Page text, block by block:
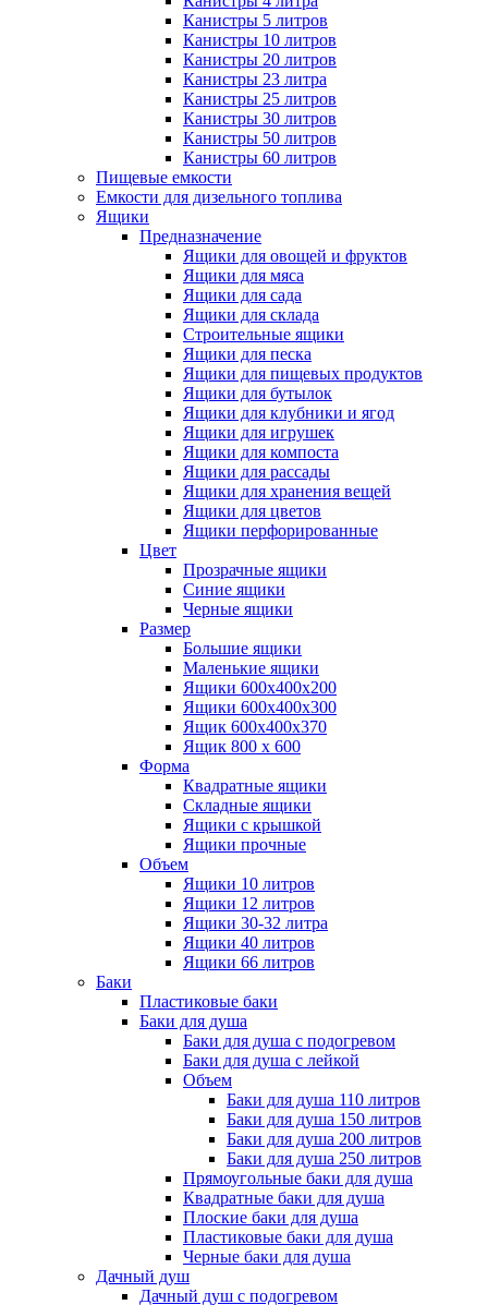
Канистры 5 литров
Канистры 10 литров
Канистры 20 литров
Канистры 23 литра
Канистры 25 литров
Канистры 30 литров
Канистры 50 литров
Канистры 60 литров
Пищевые емкости
Емкости для дизельного топлива
Ящики
Предназначение
Ящики для овощей и фруктов
Ящики для мяса
Ящики для сада
Ящики для склада
Строительные ящики
Ящики для песка
Ящики для пищевых продуктов
Ящики для бутылок
Ящики для клубники и ягод
Ящики для игрушек
Ящики для компоста
Ящики для рассады
Ящики для хранения вещей
Ящики для цветов
Ящики перфорированные
Цвет
Прозрачные ящики
Синие ящики
Черные ящики
Размер
Большие ящики
Маленькие ящики
Ящики 600х400х200
Ящики 600х400х300
Ящик 600х400х370
Ящик 800 х 600
Форма
Квадратные ящики
Складные ящики
Ящики с крышкой
Ящики прочные
Объем
Ящики 10 литров
Ящики 12 литров
Ящики 30-32 литра
Ящики 40 литров
Ящики 66 литров
Баки
Пластиковые баки
Баки для душа
Баки для душа с подогревом
Баки для душа с лейкой
Объем
Баки для душа 110 литров
Баки для душа 150 литров
Баки для душа 200 литров
Баки для душа 250 литров
Прямоугольные баки для душа
Квадратные баки для душа
Плоские баки для душа
Пластиковые баки для душа
Черные баки для душа
Дачный душ
Дачный душ с подогревом